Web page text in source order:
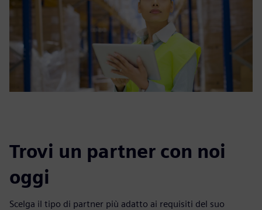
Trovi un partner con noi
oggi
Scelga il tipo di partner più adatto ai requisiti del suo